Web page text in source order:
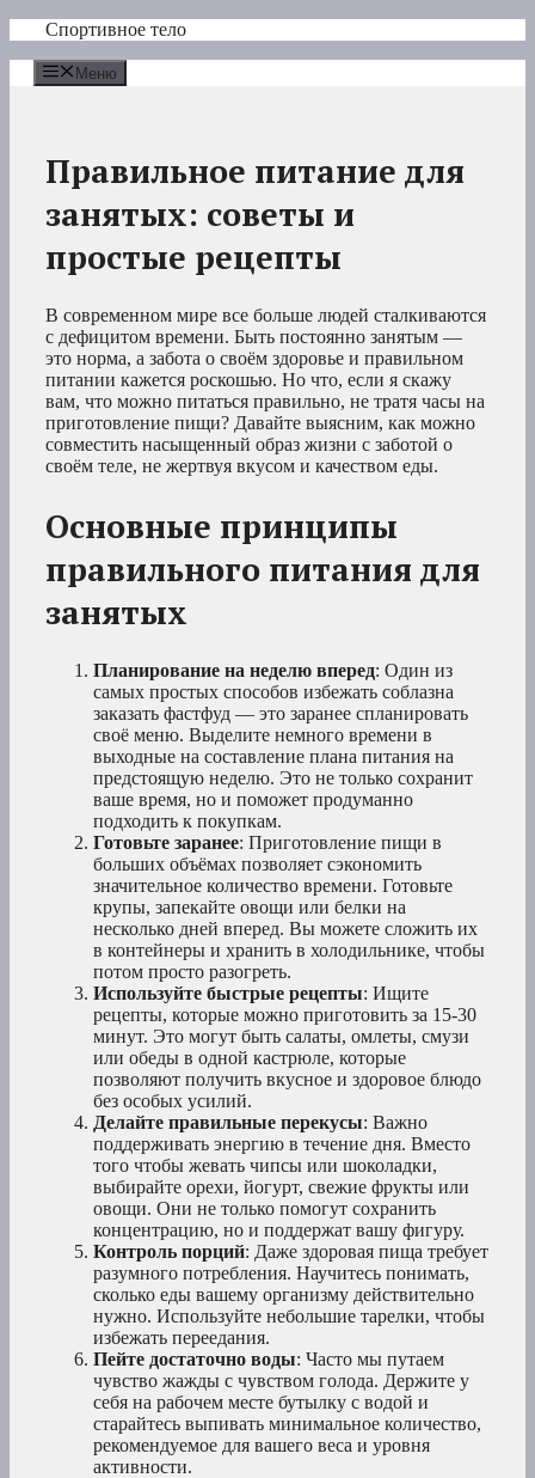
Перейти
содержимому
Спортивное тело
Меню
Правильное питание для
занятых: советы и
простые рецепты
В современном мире все больше людей сталкиваются
с дефицитом времени. Быть постоянно занятым —
это норма, а забота о своём здоровье и правильном
питании кажется роскошью. Но что, если я скажу
вам, что можно питаться правильно, не тратя часы на
приготовление пищи? Давайте выясним, как можно
совместить насыщенный образ жизни с заботой о
своём теле, не жертвуя вкусом и качеством еды.
Основные принципы
правильного питания для
занятых
Планирование на неделю вперед: Один из
самых простых способов избежать соблазна
заказать фастфуд — это заранее спланировать
своё меню. Выделите немного времени в
выходные на составление плана питания на
предстоящую неделю. Это не только сохранит
ваше время, но и поможет продуманно
подходить к покупкам.
Готовьте заранее: Приготовление пищи в
больших объёмах позволяет сэкономить
значительное количество времени. Готовьте
крупы, запекайте овощи или белки на
несколько дней вперед. Вы можете сложить их
в контейнеры и хранить в холодильнике, чтобы
потом просто разогреть.
Используйте быстрые рецепты: Ищите
рецепты, которые можно приготовить за 15-30
минут. Это могут быть салаты, омлеты, смузи
или обеды в одной кастрюле, которые
позволяют получить вкусное и здоровое блюдо
без особых усилий.
Делайте правильные перекусы: Важно
поддерживать энергию в течение дня. Вместо
того чтобы жевать чипсы или шоколадки,
выбирайте орехи, йогурт, свежие фрукты или
овощи. Они не только помогут сохранить
концентрацию, но и поддержат вашу фигуру.
Контроль порций: Даже здоровая пища требует
разумного потребления. Научитесь понимать,
сколько еды вашему организму действительно
нужно. Используйте небольшие тарелки, чтобы
избежать переедания.
Пейте достаточно воды: Часто мы путаем
чувство жажды с чувством голода. Держите у
себя на рабочем месте бутылку с водой и
старайтесь выпивать минимальное количество,
рекомендуемое для вашего веса и уровня
активности.